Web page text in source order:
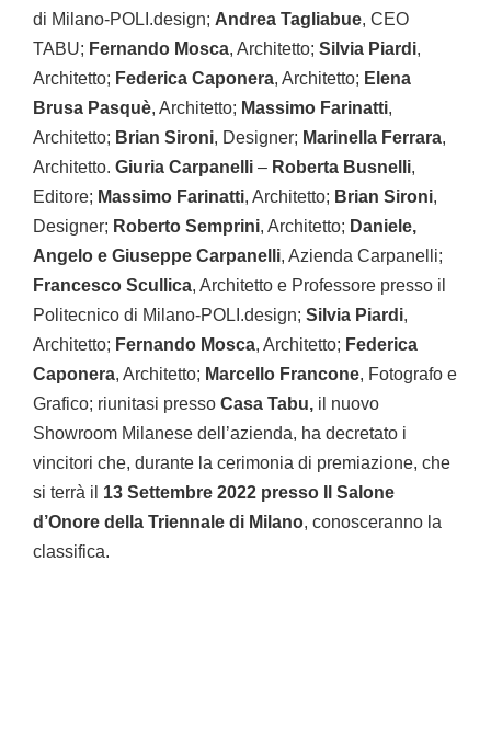
di Milano-POLI.design; Andrea Tagliabue, CEO
TABU; Fernando Mosca, Architetto; Silvia Piardi,
Architetto; Federica Caponera, Architetto; Elena
Brusa Pasquè, Architetto; Massimo Farinatti,
Architetto; Brian Sironi, Designer; Marinella Ferrara,
Architetto. Giuria Carpanelli – Roberta Busnelli,
Editore; Massimo Farinatti, Architetto; Brian Sironi,
Designer; Roberto Semprini, Architetto; Daniele,
Angelo e Giuseppe Carpanelli, Azienda Carpanelli;
Francesco Scullica, Architetto e Professore presso il
Politecnico di Milano-POLI.design; Silvia Piardi,
Architetto; Fernando Mosca, Architetto; Federica
Caponera, Architetto; Marcello Francone, Fotografo e
Grafico; riunitasi presso Casa Tabu, il nuovo
Showroom Milanese dell’azienda, ha decretato i
vincitori che, durante la cerimonia di premiazione, che
si terrà il 13 Settembre 2022 presso Il Salone
d’Onore della Triennale di Milano, conosceranno la
classifica.